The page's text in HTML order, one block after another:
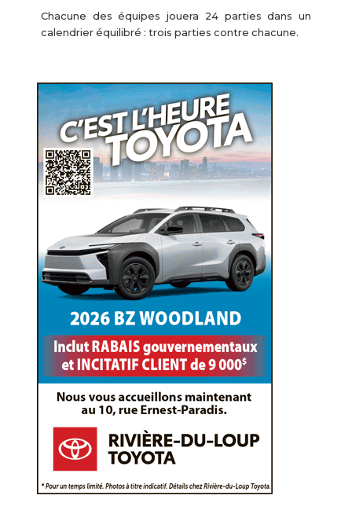
Chacune des équipes jouera 24 parties dans un
calendrier équilibré : trois parties contre chacune.